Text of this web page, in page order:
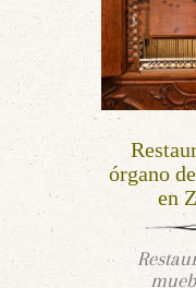
órgano
en